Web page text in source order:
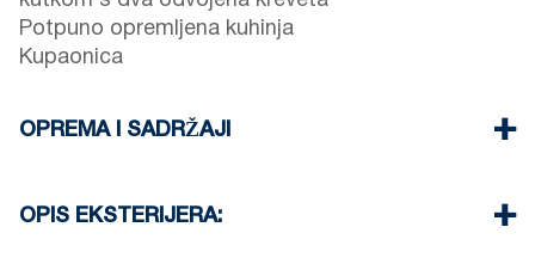
Potpuno opremljena kuhinja
Kupaonica
OPREMA I SADRŽAJI
Klima uređaj
OPIS EKSTERIJERA: